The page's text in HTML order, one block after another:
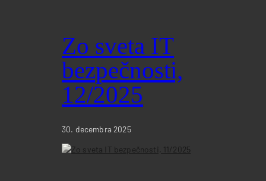
Zo sveta IT
bezpečnosti,
12/2025
30. decembra 2025